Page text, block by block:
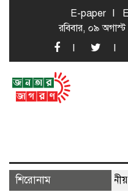
E-paper
রবিবার, ০৯
শিরোনাম স্থানীয়